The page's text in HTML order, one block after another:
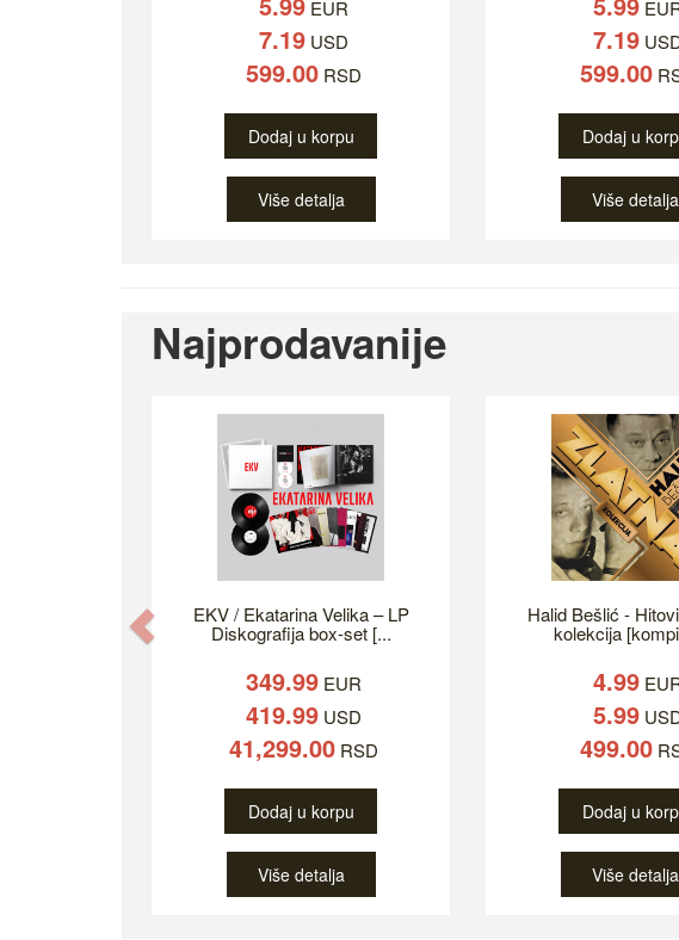
EUR
7.19 USD
599.00 RSD
Dodaj u korpu
Više detalja
7.19
599.00
Dodaj u
Više detalja
Najprodavanije
EKV / Ekatarina Velika – LP
Diskografija box-set [...
349.99 EUR
419.99 USD
41,299.00 RSD
Dodaj u korpu
Više detalja
Halid Bešlić -
kolekcija
4.99
5.99
499.00
Dodaj u
Više detalja
Previous